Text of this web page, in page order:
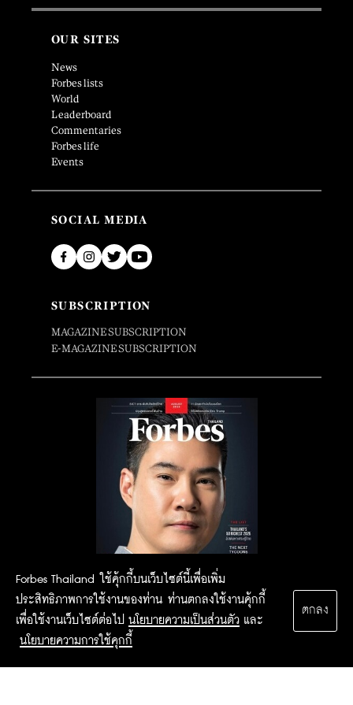
Forbes Thailand ใช้คุ้กกี้บนเว็บไซต์นี้เพื่อเพิ่ม
ประสิทธิภาพการใช้งานของท่าน ท่านตกลงใช้งานคุ้กกี้
เพื่อใช้งานเว็บไซต์ต่อไป นโยบายความเป็นส่วนตัว และ
นโยบายความการใช้คุกกี้
ตกลง
OUR SITES
News
Forbes lists
World
Leaderboard
Commentaries
Forbes life
Events
SOCIAL MEDIA
SUBSCRIPTION
MAGAZINE SUBSCRIPTION
E-MAGAZINE SUBSCRIPTION
2015 Forbesthailand.com ALL RIGHTS RESERVED